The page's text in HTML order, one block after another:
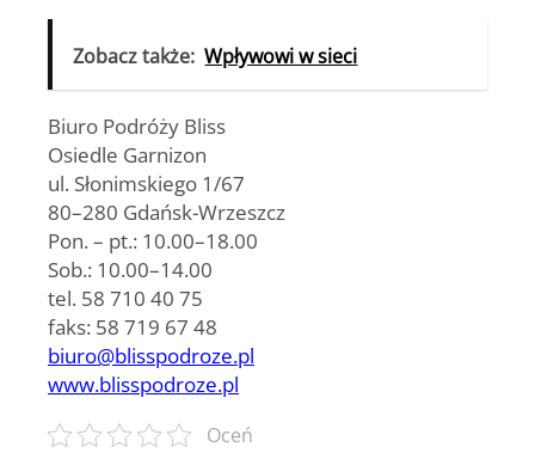
Zobacz także: Wpływowi w sieci
Biuro Podróży Bliss
Osiedle Garnizon
ul. Słonimskiego 1/67
80–280 Gdańsk-Wrzeszcz
Pon. – pt.: 10.00–18.00
Sob.: 10.00–14.00
tel. 58 710 40 75
faks: 58 719 67 48
biuro@blisspodroze.pl
www.blisspodroze.pl
Oceń